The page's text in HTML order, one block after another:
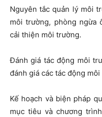
Nguyên tắc quản lý môi
môi trường, phòng ngừa
cải thiện môi trường.
Đánh giá tác động môi
đánh giá các tác động
Kế hoạch và biện pháp
mục tiêu và chương